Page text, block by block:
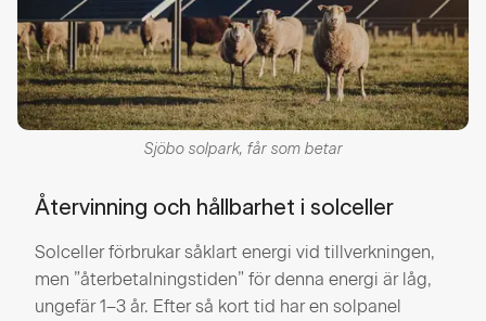
Sjöbo solpark, får som betar
Återvinning och hållbarhet i solceller
Solceller förbrukar såklart energi vid tillverkningen,
men ”återbetalningstiden” för denna energi är låg,
ungefär 1–3 år. Efter så kort tid har en solpanel